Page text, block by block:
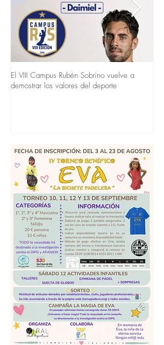
El VIII Campus Rubén Sobrino vuelve a
demostrar los valores del deporte